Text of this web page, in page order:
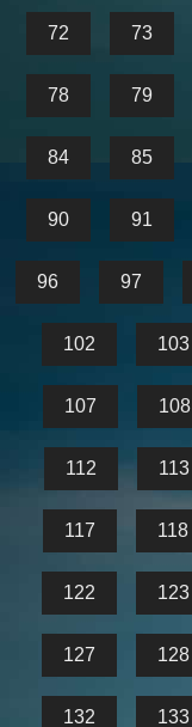
72 73
78 79
84 85
90 91
96 97
102 103
107 108
112 113
117 118
122 123
127 128
132 133